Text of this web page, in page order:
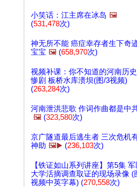
小笑话：江主席在冰岛 🖼️
(531,478次)
神无所不能 癌症幸存者生下奇
宝宝 🖼️ (658,970次)
视频补课：你不知道的河南历史
惨剧 板桥水库溃坝(图/3视频)
(263,284次)
河南泄洪悲歌 作词作曲都是中
🖼️ (323,580次)
京广隧道最后逃生者 三次危机
神助 🖼️▶️ (236,103次)
【铁证如山系列讲座】第5集 军
大学活摘调查取证的现场录像 (
视频中英字幕) (270,558次)